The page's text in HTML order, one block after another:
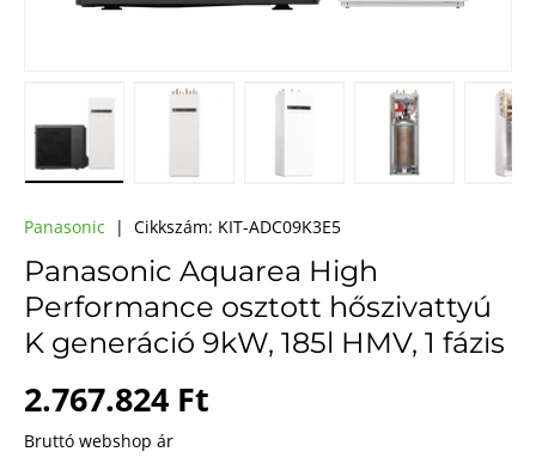
Panasonic | Cikkszám: KIT-ADC09K3E5
Panasonic Aquarea High
Performance osztott hőszivattyú
K generáció 9kW, 185l HMV, 1 fázis
Webes ár
2.767.824 Ft
Bruttó webshop ár